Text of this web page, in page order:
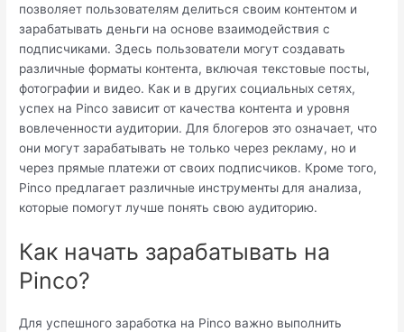
позволяет пользователям делиться своим контентом и
зарабатывать деньги на основе взаимодействия с
подписчиками. Здесь пользователи могут создавать
различные форматы контента, включая текстовые посты,
фотографии и видео. Как и в других социальных сетях,
успех на Pinco зависит от качества контента и уровня
вовлеченности аудитории. Для блогеров это означает, что
они могут зарабатывать не только через рекламу, но и
через прямые платежи от своих подписчиков. Кроме того,
Pinco предлагает различные инструменты для анализа,
которые помогут лучше понять свою аудиторию.
Как начать зарабатывать на
Pinco?
Для успешного заработка на Pinco важно выполнить